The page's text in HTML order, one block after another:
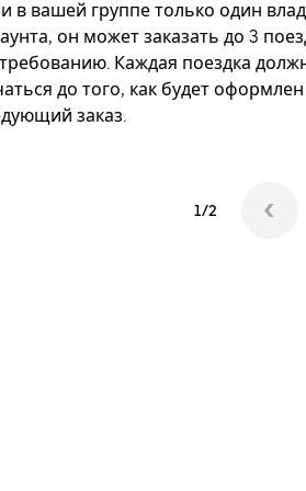
в вашей группе только один
он может заказать до 3
Каждая поездка
до того, как будет оформлен
заказ.
1/2